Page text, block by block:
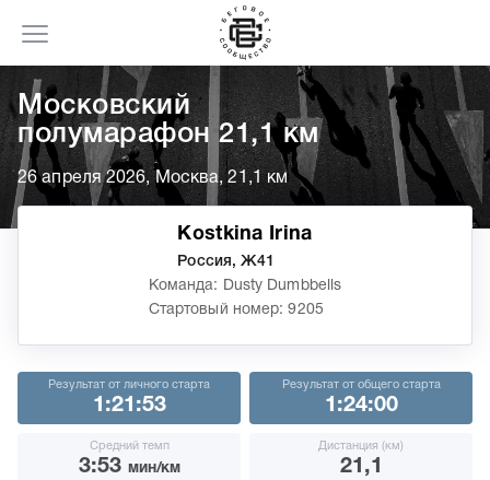
Московский
полумарафон 21,1 км
26 апреля 2026, Москва, 21,1 км
Kostkina Irina
Россия, Ж41
Команда: Dusty Dumbbells
Стартовый номер: 9205
Результат от личного старта
1:21:53
Результат от общего старта
1:24:00
Средний темп
3:53 мин/км
Дистанция (км)
21,1